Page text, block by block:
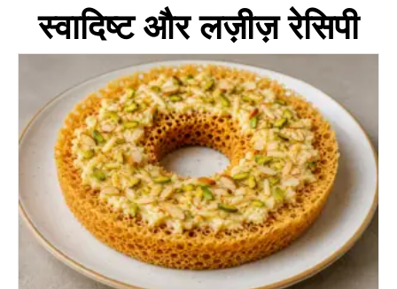
स्वादिष्ट और लज़ीज़ रेसिपी